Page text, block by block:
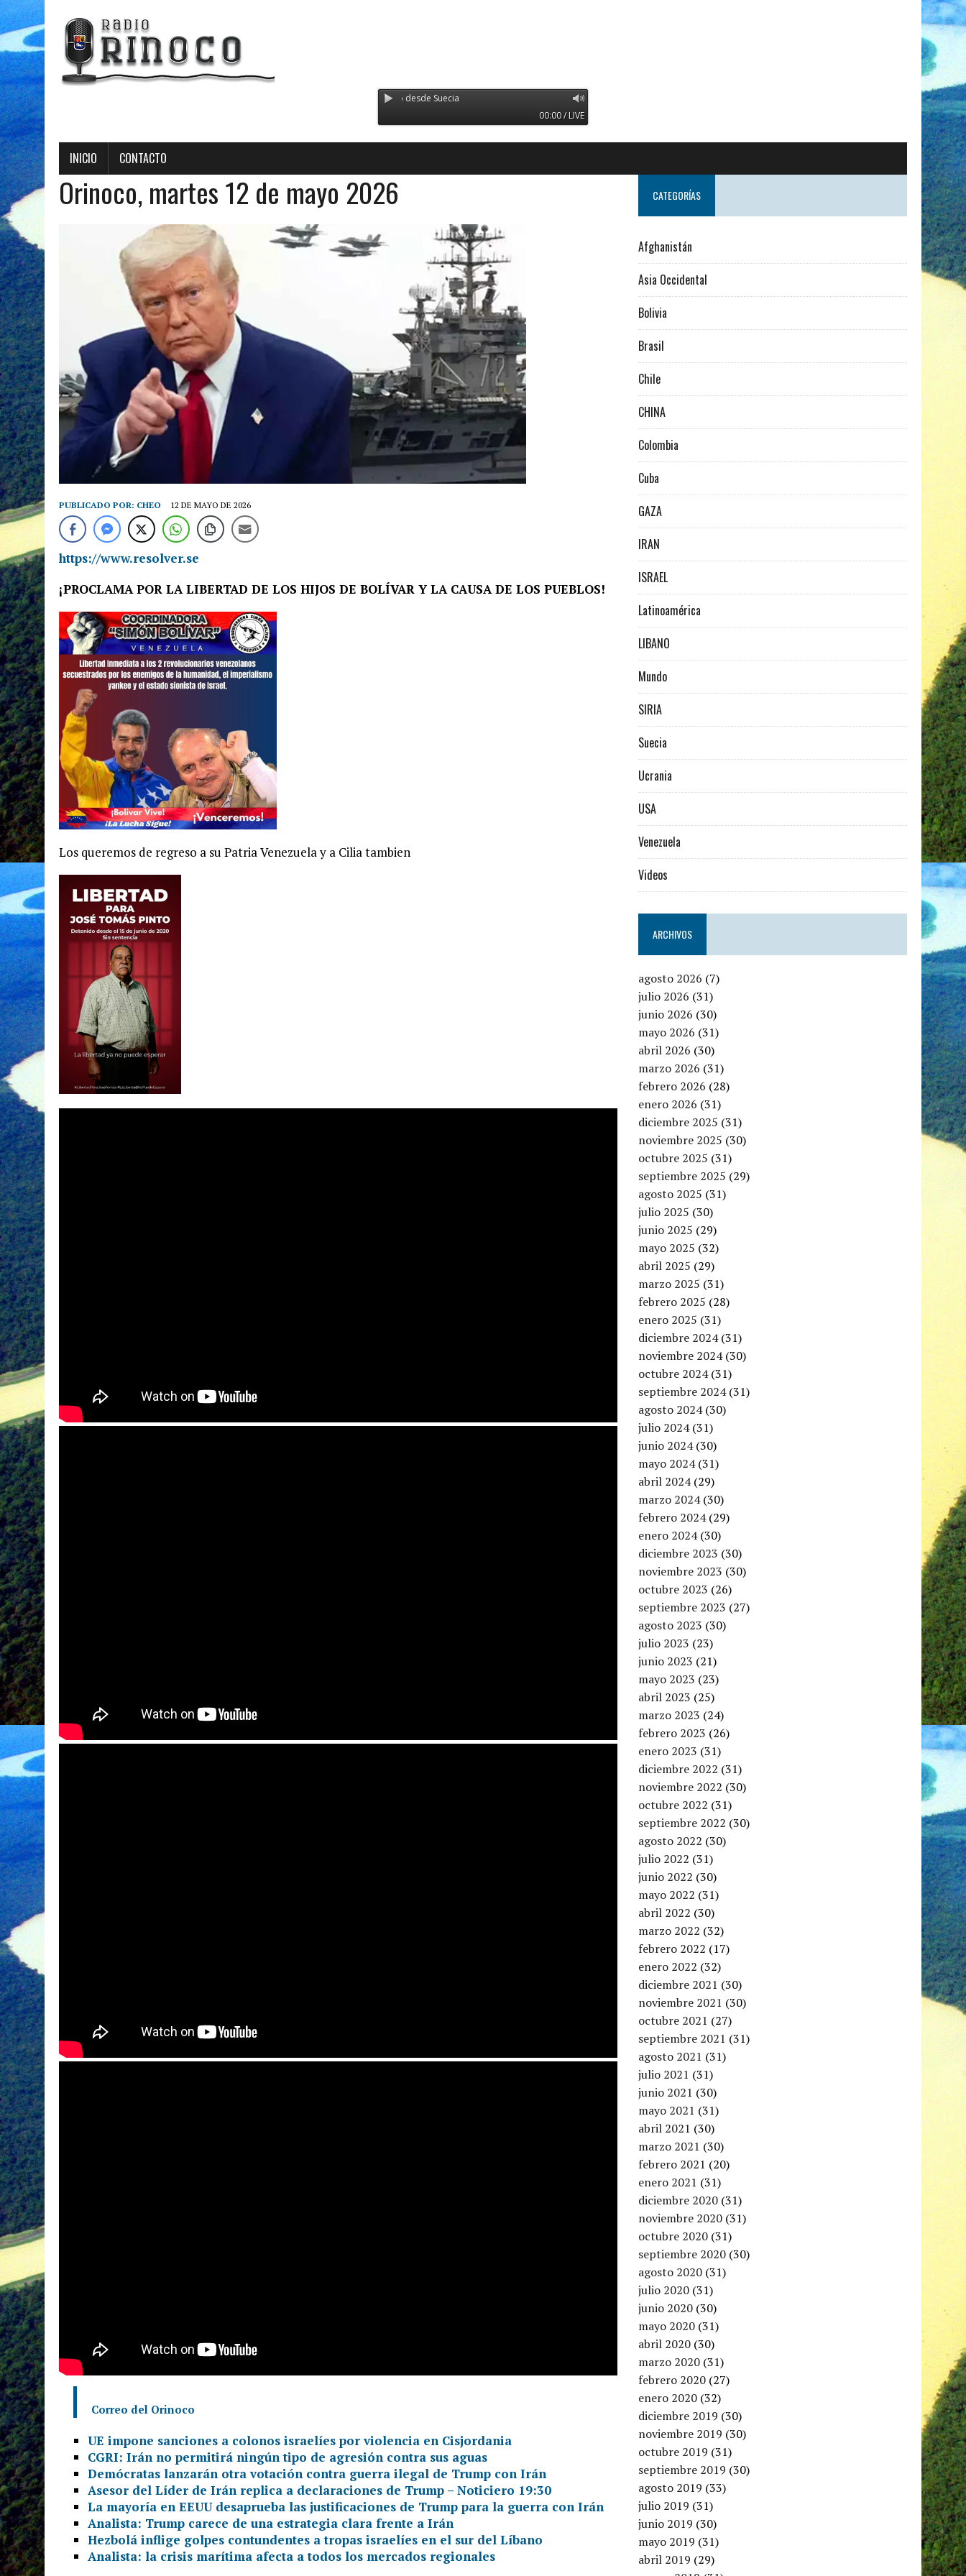
Radio Orinoco - Transmitiendo desde Suecia
00:00 / LIVE
INICIO CONTACTO
Orinoco, martes 12 de mayo 2026
PUBLICADO POR: CHEO 12 DE MAYO DE 2026
https://www.resolver.se
¡PROCLAMA POR LA LIBERTAD DE LOS HIJOS DE BOLÍVAR Y LA CAUSA DE LOS PUEBLOS!
Los queremos de regreso a su Patria Venezuela y a Cilia tambien
Correo del Orinoco
UE impone sanciones a colonos israelíes por violencia en Cisjordania
CGRI: Irán no permitirá ningún tipo de agresión contra sus aguas
Demócratas lanzarán otra votación contra guerra ilegal de Trump con Irán
Asesor del Líder de Irán replica a declaraciones de Trump – Noticiero 19:30
La mayoría en EEUU desaprueba las justificaciones de Trump para la guerra con Irán
Analista: Trump carece de una estrategia clara frente a Irán
Hezbolá inflige golpes contundentes a tropas israelíes en el sur del Líbano
Analista: la crisis marítima afecta a todos los mercados regionales
CATEGORÍAS
Afghanistán
Asia Occidental
Bolivia
Brasil
Chile
CHINA
Colombia
Cuba
GAZA
IRAN
ISRAEL
Latinoamérica
LIBANO
Mundo
SIRIA
Suecia
Ucrania
USA
Venezuela
Videos
ARCHIVOS
agosto 2026 (7)
julio 2026 (31)
junio 2026 (30)
mayo 2026 (31)
abril 2026 (30)
marzo 2026 (31)
febrero 2026 (28)
enero 2026 (31)
diciembre 2025 (31)
noviembre 2025 (30)
octubre 2025 (31)
septiembre 2025 (29)
agosto 2025 (31)
julio 2025 (30)
junio 2025 (29)
mayo 2025 (32)
abril 2025 (29)
marzo 2025 (31)
febrero 2025 (28)
enero 2025 (31)
diciembre 2024(31)
noviembre 2024(30)
octubre 2024(31)
septiembre 2024(31)
agosto 2024(30)
julio 2024(31)
junio 2024(30)
mayo 2024(31)
abril 2024(29)
marzo 2024(30)
febrero 2024(29)
enero 2024(30)
diciembre 2023 (30)
noviembre 2023 (30)
octubre 2023 (26)
septiembre 2023 (27)
agosto 2023 (30)
julio 2023 (23)
junio 2023 (21)
mayo 2023 (23)
abril 2023 (25)
marzo 2023 (24)
febrero 2023 (26)
enero 2023 (31)
diciembre 2022 (31)
noviembre 2022 (30)
octubre 2022 (31)
septiembre 2022 (30)
agosto 2022 (30)
julio 2022 (31)
junio 2022 (30)
mayo 2022 (31)
abril 2022 (30)
marzo 2022 (32)
febrero 2022 (17)
enero 2022 (32)
diciembre 2021 (30)
noviembre 2021 (30)
octubre 2021 (27)
septiembre 2021 (31)
agosto 2021 (31)
julio 2021 (31)
junio 2021 (30)
mayo 2021 (31)
abril 2021 (30)
marzo 2021 (30)
febrero 2021 (20)
enero 2021 (31)
diciembre 2020 (31)
noviembre 2020 (31)
octubre 2020 (31)
septiembre 2020 (30)
agosto 2020 (31)
julio 2020 (31)
junio 2020 (30)
mayo 2020 (31)
abril 2020 (30)
marzo 2020 (31)
febrero 2020 (27)
enero 2020 (32)
diciembre 2019 (30)
noviembre 2019 (30)
octubre 2019 (31)
septiembre 2019 (30)
agosto 2019 (33)
julio 2019 (31)
junio 2019 (30)
mayo 2019 (31)
abril 2019 (29)